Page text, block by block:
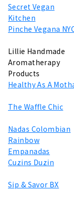
Secret Vegan
Kitchen
Pinche Vegana
Lillie Handmade
Aromatherapy
Products
Healthy As A
The Waffle Chic
Nadas Colombian
Rainbow
Empanadas
Cuzins Duzin
Sip & Savor BX